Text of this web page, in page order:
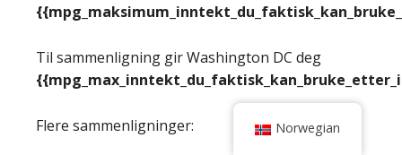
Til sammenligning gir Washington DC deg
Flere sammenligninger: Norwegian